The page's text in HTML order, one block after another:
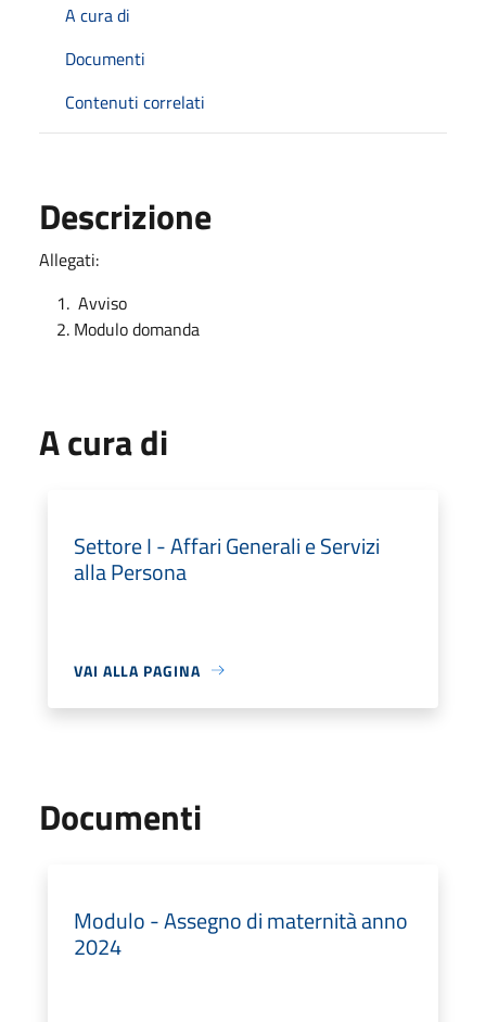
A cura di
Documenti
Contenuti correlati
Descrizione
Allegati:
Avviso
Modulo domanda
A cura di
Settore I - Affari Generali e Servizi
alla Persona
VAI ALLA PAGINA
Documenti
Modulo - Assegno di maternità anno
2024